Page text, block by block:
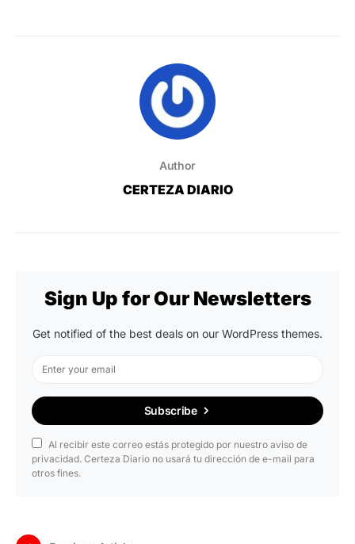
Author
CERTEZA DIARIO
Sign Up for Our Newsletters
Get notified of the best deals on our WordPress themes.
Subscribe
Al recibir este correo estás protegido por nuestro aviso de
privacidad. Certeza Diario no usará tu dirección de e-mail para
otros fines.